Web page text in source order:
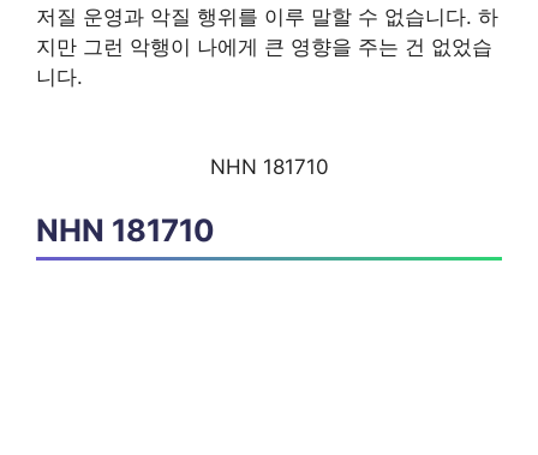
저질 운영과 악질 행위를 이루 말할 수 없습니다. 하
지만 그런 악행이 나에게 큰 영향을 주는 건 없었습
니다.
NHN 181710
NHN 181710